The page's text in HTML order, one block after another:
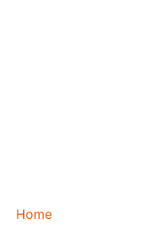
Home